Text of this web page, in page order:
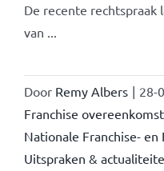
De recente rechtspraak
van ...
Door Remy Albers | 28-
Franchise
Nationale Franchise-
Uitspraken &